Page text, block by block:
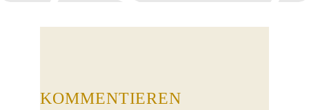
KOMMENTIEREN